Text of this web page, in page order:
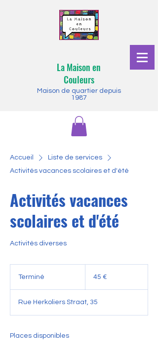
La Maison en
Couleurs
Maison de quartier depuis
1987
Accueil
Liste de services
Activités vacances scolaires et d'été
Activités vacances
scolaires et d'été
Activités diverses
Terminé
m
i
é
45 €
Rue Herkoliers Straat, 35
Places disponibles